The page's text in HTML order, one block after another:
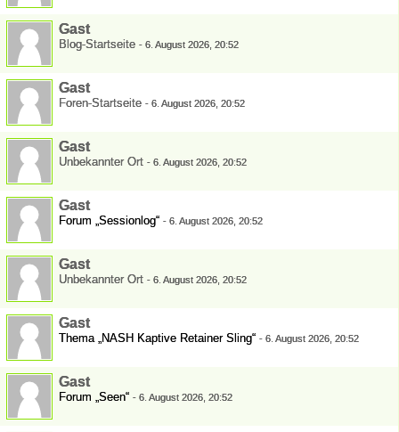
Gast
Blog-Startseite - 6. August 2026, 20:52
Gast
Foren-Startseite - 6. August 2026, 20:52
Gast
Unbekannter Ort - 6. August 2026, 20:52
Gast
Forum „Sessionlog“ - 6. August 2026, 20:52
Gast
Unbekannter Ort - 6. August 2026, 20:52
Gast
Thema „NASH Kaptive Retainer Sling“ - 6. August 2026, 20:52
Gast
Forum „Seen“ - 6. August 2026, 20:52